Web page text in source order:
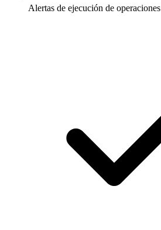
Alertas de ejecución de operaciones